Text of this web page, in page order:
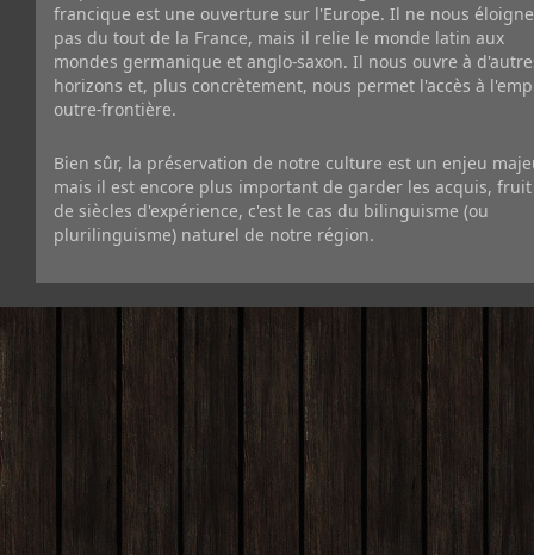
francique est une ouverture sur l'Europe. Il ne nous éloigne
pas du tout de la France, mais il relie le monde latin aux
mondes germanique et anglo-saxon. Il nous ouvre à
horizons et, plus concrètement, nous permet l'accès à
outre-frontière.
Bien sûr, la préservation de notre culture est un enjeu
mais il est encore plus important de garder les acquis, fruit
de siècles d'expérience, c'est le cas du bilinguisme (ou
plurilinguisme) naturel de notre région.